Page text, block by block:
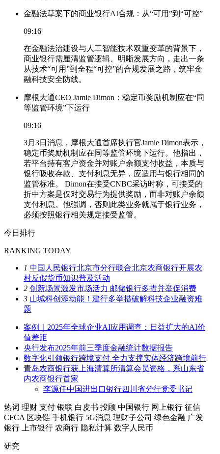
金融法草案下的商业银行AI合规：从“可用”到“可控”
09:16
在金融法治建设与人工智能技术双重变革的背景下，
商业银行需厘清监管逻辑、明晰发展方向，走出一条
从技术“可用”到全程“可控”的合规发展之路，筑牢金
融科技安全防线。
摩根大通CEO Jamie Dimon：稳定币奖励机制应在“同
等监管环境”下运行
09:16
3月3日消息，摩根大通首席执行官Jamie Dimon表示，
稳定币奖励机制应在同等监管环境下运行。他指出，
若平台持有客户资金并对账户余额支付收益，本质与
银行吸收存款、支付利息无异，应适用与银行相同的
监管标准。 Dimon在接受CNBC采访时称，可接受的
折中方案是仅对交易行为提供奖励，而非对账户余额
支付利息。他强调，否则此类业务就属于银行业务，
必须按照银行相关规定接受监管。
今日排行
RANKING TODAY
1 中国人民银行北京市分行联合北京农商银行开展农
村反假货币知识普及活动
2 创新场景激发市场活力 邮储银行多措并举促消费
3 山城科创添动能！建行多举措破解科技企业融资难
题
案例｜2025年全球企业AI应用调查：日益扩大的AI价
值差距
央行发布2025年前三季度金融统计数据报告
数字化引领银行跨境支付 全力支撑实体经济跨境前行
青岛农商银行获上海清算所清算会员资格，系山东省
内农商银行首家
李源任中国进出口银行四川省分行党委书记
热词 理财 支付 银联 白皮书 投顾 中国银行 网上银行 征信
CFCA 区块链 手机银行 5G消息 理财子公司 绿色金融 广发
银行
上市银行 农商行 隐私计算 数字人民币
研究